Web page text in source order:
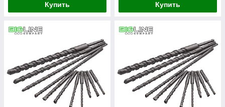
Купить Купить